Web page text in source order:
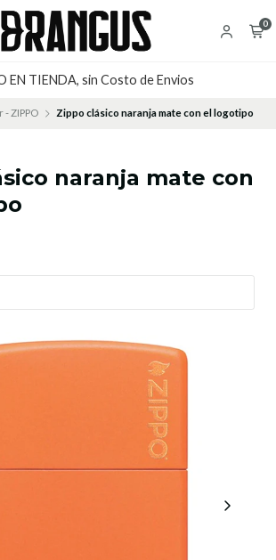
0
EN TIENDA, sin Costo de Envios
ZIPPO Zippo clásico naranja mate con el logotipo
naranja mate con